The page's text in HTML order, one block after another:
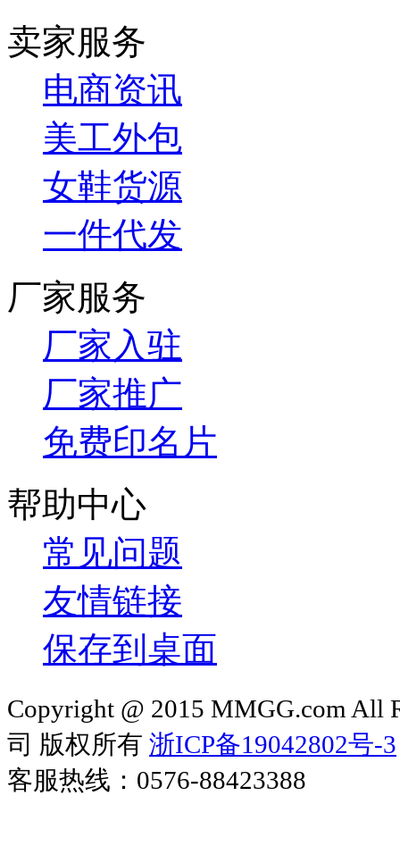
卖家服务
电商资讯
美工外包
女鞋货源
一件代发
厂家服务
厂家入驻
厂家推广
免费印名片
帮助中心
常见问题
友情链接
保存到桌面
Copyright @ 2015 MMGG.com All
司 版权所有 浙ICP备19042802号-3
客服热线：0576-88423388